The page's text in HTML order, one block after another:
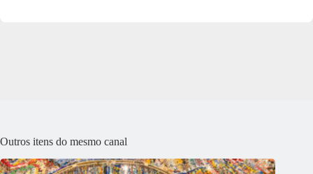
Outros itens do mesmo canal